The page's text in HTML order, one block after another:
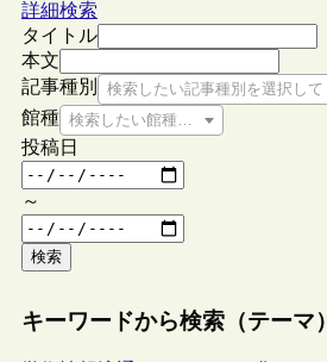
詳細検索
タイトル
本文
記事種別
検索したい記事種別を選択して
館種 検索したい館種を選択してください
投稿日
～
検索
キーワードから検索（テーマ）